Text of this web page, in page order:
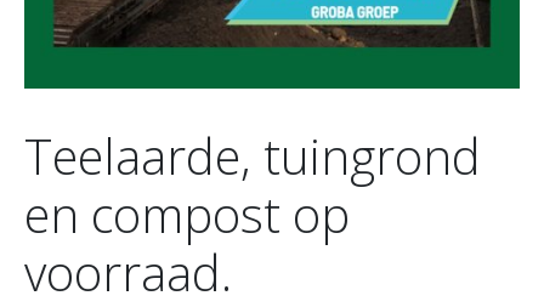
Teelaarde, tuingrond
en compost op
voorraad.